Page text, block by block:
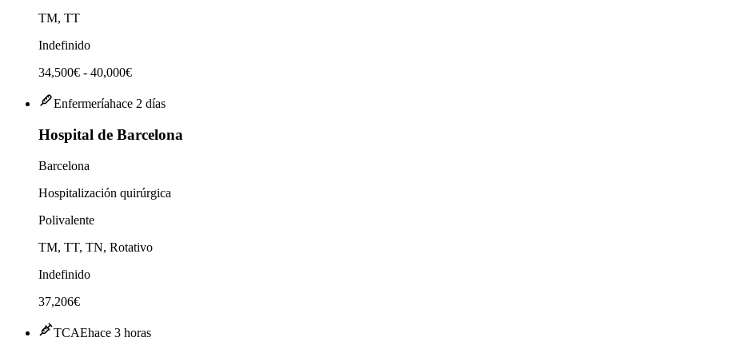
TM, TT
Indefinido
34,500€ - 40,000€
Enfermeríahace 2 días
Hospital de Barcelona
Barcelona
Hospitalización quirúrgica
Polivalente
TM, TT, TN, Rotativo
Indefinido
37,206€
TCAEhace 3 horas